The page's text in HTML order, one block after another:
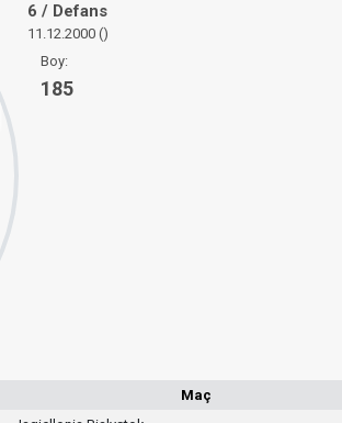
6 / Defans
11.12.2000 ()
Boy:
185
Maç